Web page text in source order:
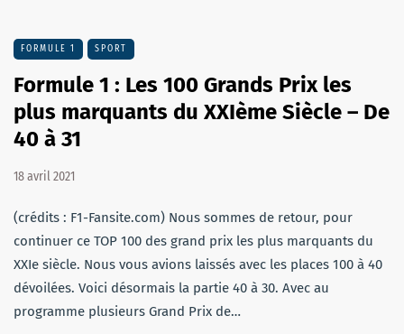
FORMULE 1 SPORT
Formule 1 : Les 100 Grands Prix les
plus marquants du XXIème Siècle – De
40 à 31
18 avril 2021
(crédits : F1-Fansite.com) Nous sommes de retour, pour
continuer ce TOP 100 des grand prix les plus marquants du
XXIe siècle. Nous vous avions laissés avec les places 100 à 40
dévoilées. Voici désormais la partie 40 à 30. Avec au
programme plusieurs Grand Prix de…